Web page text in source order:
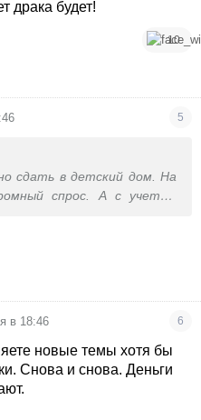
драка будет!
10
5
сдать в детский дом. На
спрос. А с учетом
5 лет драка будет!
в 18:46 6
новые темы хотя бы
Снова и снова. Деньги